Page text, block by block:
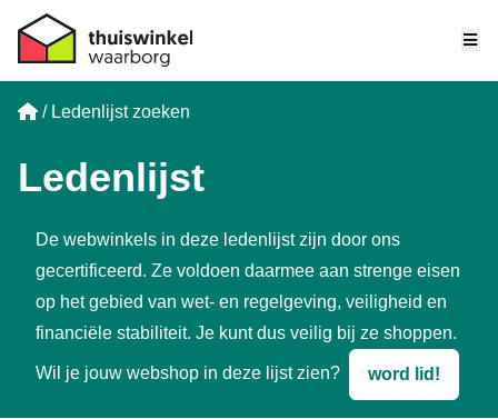
Home
Ledenlijst zoeken
Ledenlijst
De webwinkels in deze ledenlijst zijn door ons
gecertificeerd. Ze voldoen daarmee aan strenge eisen
op het gebied van wet- en regelgeving, veiligheid en
financiële stabiliteit. Je kunt dus veilig bij ze shoppen.
Wil je jouw webshop in deze lijst zien? word lid!